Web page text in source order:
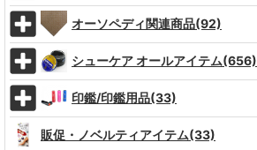
オーソペディ関連商品(92)
シューケア オールアイテム(656)
印鑑/印鑑用品(33)
販促・ノベルティアイテム(33)